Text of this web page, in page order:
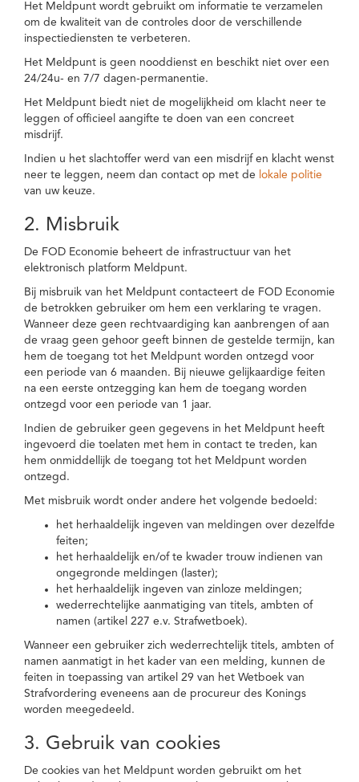
Het Meldpunt wordt gebruikt om informatie te verzamelen
om de kwaliteit van de controles door de verschillende
inspectiediensten te verbeteren.
Het Meldpunt is geen nooddienst en beschikt niet over een
24/24u- en 7/7 dagen-permanentie.
Het Meldpunt biedt niet de mogelijkheid om klacht neer te
leggen of officieel aangifte te doen van een concreet
misdrijf.
Indien u het slachtoffer werd van een misdrijf en klacht wenst
neer te leggen, neem dan contact op met de lokale politie
van uw keuze.
2. Misbruik
De FOD Economie beheert de infrastructuur van het
elektronisch platform Meldpunt.
Bij misbruik van het Meldpunt contacteert de FOD Economie
de betrokken gebruiker om hem een verklaring te vragen.
Wanneer deze geen rechtvaardiging kan aanbrengen of aan
de vraag geen gehoor geeft binnen de gestelde termijn, kan
hem de toegang tot het Meldpunt worden ontzegd voor
een periode van 6 maanden. Bij nieuwe gelijkaardige feiten
na een eerste ontzegging kan hem de toegang worden
ontzegd voor een periode van 1 jaar.
Indien de gebruiker geen gegevens in het Meldpunt heeft
ingevoerd die toelaten met hem in contact te treden, kan
hem onmiddellijk de toegang tot het Meldpunt worden
ontzegd.
Met misbruik wordt onder andere het volgende bedoeld:
het herhaaldelijk ingeven van meldingen over dezelfde
feiten;
het herhaaldelijk en/of te kwader trouw indienen van
ongegronde meldingen (laster);
het herhaaldelijk ingeven van zinloze meldingen;
wederrechtelijke aanmatiging van titels, ambten of
namen (artikel 227 e.v. Strafwetboek).
Wanneer een gebruiker zich wederrechtelijk titels, ambten of
namen aanmatigt in het kader van een melding, kunnen de
feiten in toepassing van artikel 29 van het Wetboek van
Strafvordering eveneens aan de procureur des Konings
worden meegedeeld.
3. Gebruik van cookies
De cookies van het Meldpunt worden gebruikt om het